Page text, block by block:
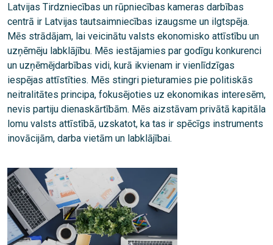
Latvijas Tirdzniecības un rūpniecības kameras darbības
centrā ir Latvijas tautsaimniecības izaugsme un ilgtspēja.
Mēs strādājam, lai veicinātu valsts ekonomisko attīstību un
uzņēmēju labklājību. Mēs iestājamies par godīgu konkurenci
un uzņēmējdarbības vidi, kurā ikvienam ir vienlīdzīgas
iespējas attīstīties. Mēs stingri pieturamies pie politiskās
neitralitātes principa, fokusējoties uz ekonomikas interesēm,
nevis partiju dienaskārtībām. Mēs aizstāvam privātā kapitāla
lomu valsts attīstībā, uzskatot, ka tas ir spēcīgs instruments
inovācijām, darba vietām un labklājībai.